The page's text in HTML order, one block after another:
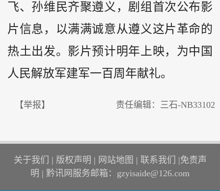
飞、孙维民齐聚遵义，剧组首次公布影
片信息，以满满诚意从遵义这片革命的
热土出发。影片预计明年上映，为中国
人民解放军建军一百周年献礼。
【举报】 责任编辑：三石-NB33102
关于我们 | 版权声明 | 网站地图 | 联系我们 |免责声
明 | 黔讯网服务邮箱：gzyisaide@126.com